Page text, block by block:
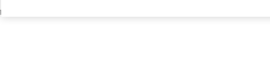
ou NANO TRAXION avec une cordelette RAD LINE 6 mm ou une autre cordelette ?